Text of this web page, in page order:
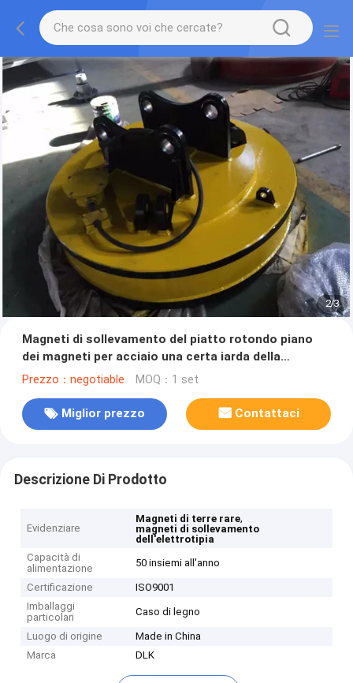
2/3
Magneti di sollevamento del piatto rotondo piano
dei magneti per acciaio una certa iarda della
ferraglia
Prezzo：negotiable MOQ：1 set
Miglior prezzo Contattaci
Descrizione Di Prodotto
Evidenziare
Magneti di terre rare,
magneti di sollevamento
dell'elettrotipia
Capacità di
alimentazione
50 insiemi all'anno
Certificazione
ISO9001
Imballaggi
particolari
Caso di legno
Luogo di origine
Made in China
Marca
DLK